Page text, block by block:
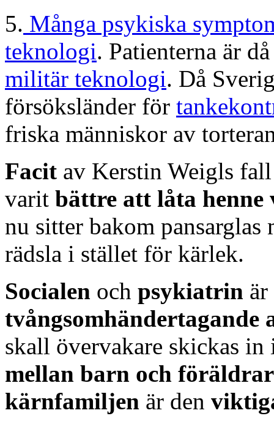
5. Många psykiska
teknologi. Patienterna är
militär teknologi. Då
försöksländer för
friska människor av
Facit av Kerstin Weigls
varit bättre att låta
nu sitter bakom pansarglas
rädsla i stället för kärlek.
Socialen och psykiatrin
skall övervakare skickas
mellan barn och
kärnfamiljen är den